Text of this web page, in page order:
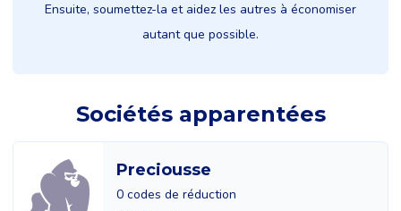
Ensuite, soumettez-la et aidez les autres à économiser
autant que possible.
Sociétés apparentées
Preciousse
0 codes de réduction